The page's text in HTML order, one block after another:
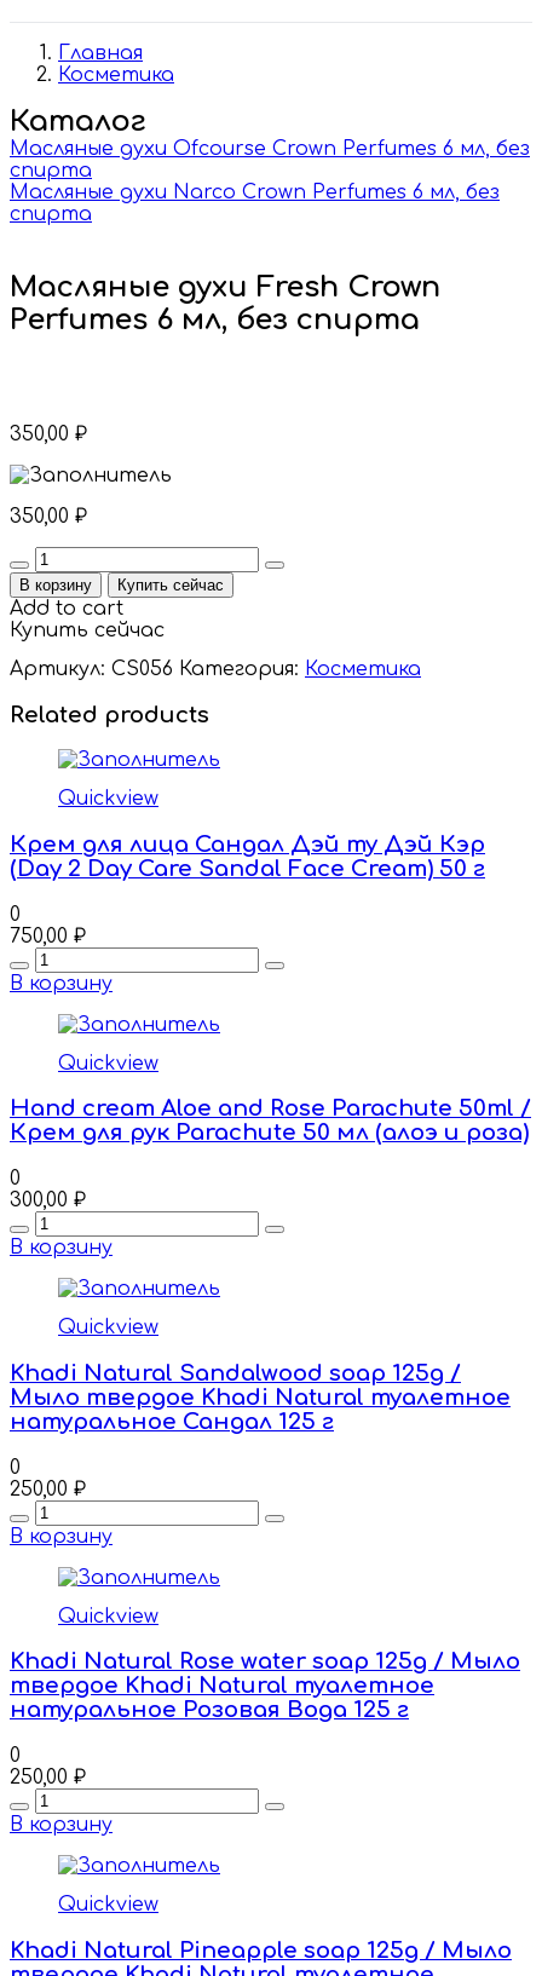
Главная
Косметика
Каталог
Масляные духи Ofcourse Crown Perfumes 6 мл, без
спирта
Масляные духи Narco Crown Perfumes 6 мл, без
спирта
Масляные духи Fresh Crown
Perfumes 6 мл, без спирта
350,00 ₽
350,00 ₽
Quantity
В корзину Купить сейчас
Add to cart
Купить сейчас
Артикул: CS056 Категория: Косметика
Related products
Quickview
Крем для лица Сандал Дэй ту Дэй Кэр
(Day 2 Day Care Sandal Face Cream) 50 г
0
750,00 ₽
Quantity
В корзину
Quickview
Hand cream Aloe and Rose Parachute 50ml /
Крем для рук Parachute 50 мл (алоэ и роза)
0
300,00 ₽
Quantity
В корзину
Quickview
Khadi Natural Sandalwood soap 125g /
Мыло твердое Khadi Natural туалетное
натуральное Сандал 125 г
0
250,00 ₽
Quantity
В корзину
Quickview
Khadi Natural Rose water soap 125g / Мыло
твердое Khadi Natural туалетное
натуральное Розовая Вода 125 г
0
250,00 ₽
Quantity
В корзину
Quickview
Khadi Natural Pineapple soap 125g / Мыло